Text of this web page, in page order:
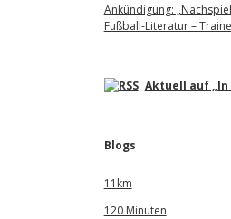
Ankündigung:
Fußball-Literatur –
Aktuell auf „In
Blogs
11km
120 Minuten